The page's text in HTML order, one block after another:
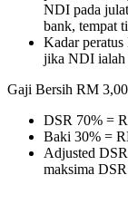
NDI pada
bank, tempat
Kadar
jika NDI ialah
Gaji Bersih RM
DSR 70% =
Baki 30% =
Adjusted
maksima